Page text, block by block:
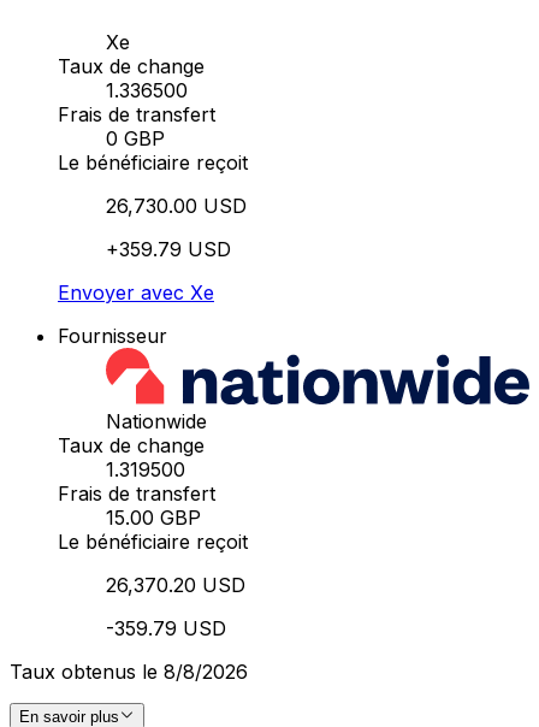
Xe
Taux de change
1.336500
Frais de transfert
0 GBP
Le bénéficiaire reçoit
26,730.00 USD
+359.79 USD
Envoyer avec Xe
Fournisseur
Nationwide
Taux de change
1.319500
Frais de transfert
15.00 GBP
Le bénéficiaire reçoit
26,370.20 USD
-359.79 USD
Taux obtenus le 8/8/2026
En savoir plus